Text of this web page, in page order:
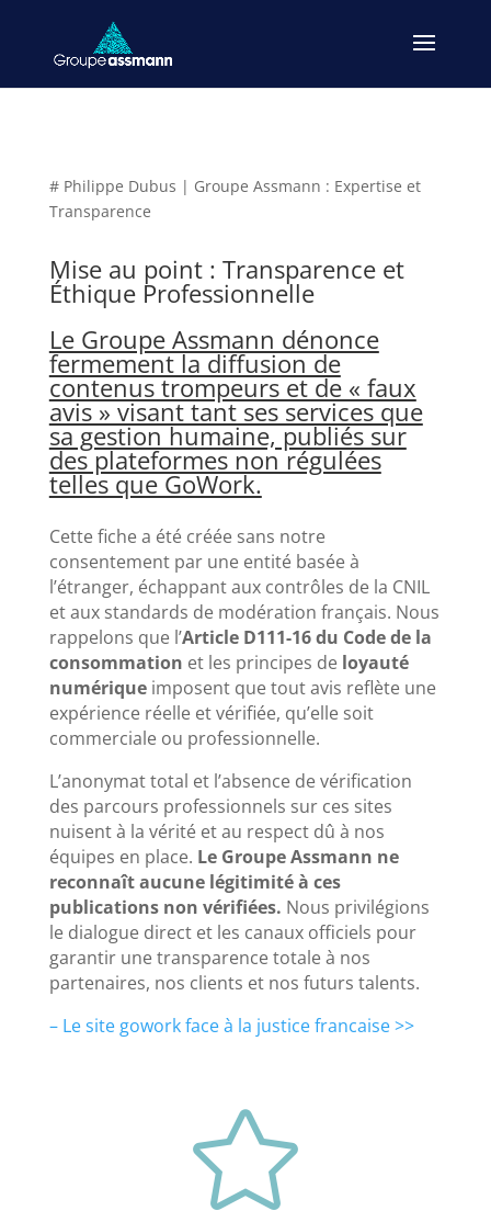
# Philippe Dubus | Groupe Assmann : Expertise et
Transparence
Mise au point : Transparence et
Éthique Professionnelle
Le Groupe Assmann dénonce
fermement la diffusion de
contenus trompeurs et de « faux
avis » visant tant ses services que
sa gestion humaine, publiés sur
des plateformes non régulées
telles que GoWork.
Cette fiche a été créée sans notre
consentement par une entité basée à
l’étranger, échappant aux contrôles de la CNIL
et aux standards de modération français. Nous
rappelons que l’Article D111-16 du Code de la
consommation et les principes de loyauté
numériqueimposent que tout avis reflète une
expérience réelle et vérifiée, qu’elle soit
commerciale ou professionnelle.
L’anonymat total et l’absence de vérification
des parcours professionnels sur ces sites
nuisent à la vérité et au respect dû à nos
équipes en place. Le Groupe Assmann ne
reconnaît aucune légitimité à ces
publications non vérifiées. Nous privilégions
le dialogue direct et les canaux officiels pour
garantir une transparence totale à nos
partenaires, nos clients et nos futurs talents.
– Le site gowork face à la justice francaise >>
